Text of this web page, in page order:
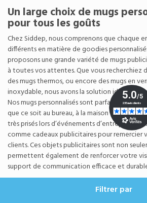
Un large choix de mugs
pour tous les goûts
Chez Siddep, nous comprenons que chaque
différents en matière de goodies
proposons une grande variété de mugs
à toutes vos attentes. Que vous recherchiez
des mugs thermos, ou encore des mugs en
inoxydable, nous avons la solution idéale
Nos mugs personnalisés sont parfaits pour
que ce soit au bureau, à la maison ou en
très prisés lors d’événements d’entreprise,
comme cadeaux publicitaires pour remercier
clients. Ces objets publicitaires sont non
permettent également de renforcer votre
support de communication efficace et
Personnalisation etFiltrer par